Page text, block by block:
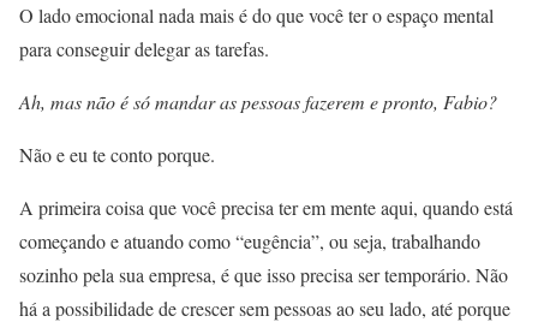
O lado emocional nada mais é do que você ter o espaço mental
para conseguir delegar as tarefas.
Ah, mas não é só mandar as pessoas fazerem e pronto, Fabio?
Não e eu te conto porque.
A primeira coisa que você precisa ter em mente aqui, quando está
começando e atuando como “eugência”, ou seja, trabalhando
sozinho pela sua empresa, é que isso precisa ser temporário. Não
há a possibilidade de crescer sem pessoas ao seu lado, até porque